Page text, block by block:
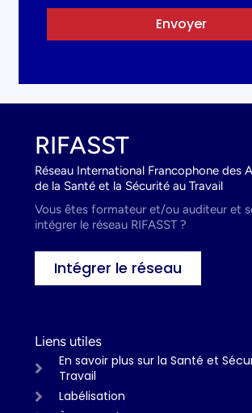
Envoyer
RIFASST
Réseau International Francophone des
de la Santé et la Sécurité au Travail
Vous êtes formateur et/ou auditeur et
intégrer le réseau RIFASST ?
Intégrer le réseau
Liens utiles
En savoir plus sur la Santé et
Travail
Labélisation